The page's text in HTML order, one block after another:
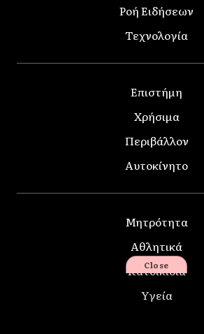
Ροή Ειδήσεων
Τεχνολογία
Επιστήμη
Χρήσιμα
Περιβάλλον
Αυτοκίνητο
Μητρότητα
Αθλητικά
Κατοικίδια
Υγεία
Close